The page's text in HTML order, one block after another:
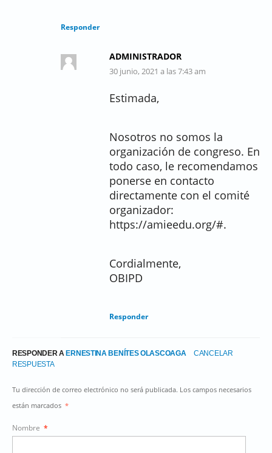
Responder
ADMINISTRADOR
30 junio, 2021 a las 7:43 am
Estimada,
Nosotros no somos la
organización de congreso. En
todo caso, le recomendamos
ponerse en contacto
directamente con el comité
organizador:
https://amieedu.org/#.
Cordialmente,
OBIPD
Responder
RESPONDER A ERNESTINA BENÍTES OLASCOAGA
CANCELAR
RESPUESTA
Tu dirección de correo electrónico no será publicada. Los campos necesarios
están marcados *
Nombre *